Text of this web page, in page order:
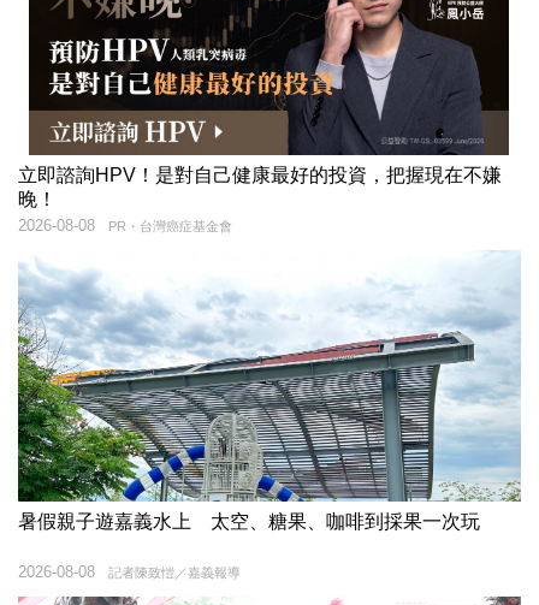
立即諮詢HPV！是對自己健康最好的投資，把握現在不嫌
晚！
PR・台灣癌症基金會
2026-08-08
暑假親子遊嘉義水上 太空、糖果、咖啡到採果一次玩
記者陳致愷／嘉義報導
2026-08-08